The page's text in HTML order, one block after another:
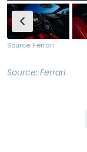
Source: Ferrari
Source: Ferrari